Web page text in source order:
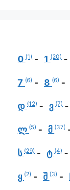
0 (1) 1 (20)
7 (6) 8 (6)
დ (12) ვ (7)
ლ (5) მ (37)
ს (29) ტ (4)
ყ (2) შ (3)